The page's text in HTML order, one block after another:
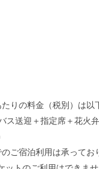
りの料金（税別）は以
ス送迎＋指定席＋花火
ご宿泊利用は承ってお